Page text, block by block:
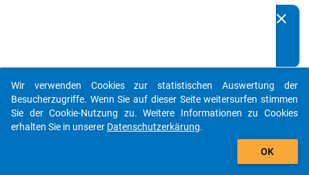
s
-
zw
eit
clear
auto_stories
add_shopping_cart
Wir verwenden Cookies zur statistischen Auswertung der
Besucherzugriffe. Wenn Sie auf dieser Seite weitersurfen stimmen
Sie der Cookie-Nutzung zu. Weitere Informationen zu Cookies
erhalten Sie in unserer Datenschutzerkärung.
OK